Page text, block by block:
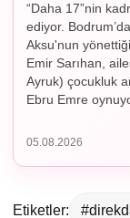
“Daha 17”nin
ediyor.
Aksu'nun
Emir Sarıhan,
Ayruk) çocukluk
Ebru Emre
05.08.2026
Etiketler: